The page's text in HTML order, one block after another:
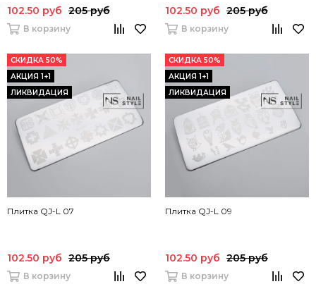
102.50 руб 205 руб
В корзину
102.50 руб 205 руб
В корзину
СКИДКА 50%
АКЦИЯ 1+1
ЛИКВИДАЦИЯ
Плитка QJ-L 07
102.50 руб 205 руб
В корзину
СКИДКА 50%
АКЦИЯ 1+1
ЛИКВИДАЦИЯ
Плитка QJ-L 09
102.50 руб 205 руб
В корзину